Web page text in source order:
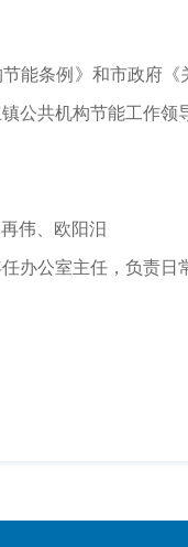
条例》和市政府《
公共机构节能工作领
伟、欧阳汨
年任办公室主